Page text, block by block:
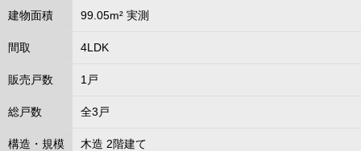
建物面積 99.05m² 実測
間取 4LDK
販売戸数 1戸
総戸数 全3戸
構造・規模 木造 2階建て